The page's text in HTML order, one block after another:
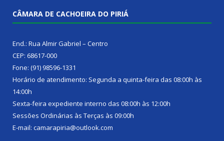
CÂMARA DE CACHOEIRA DO PIRIÁ
End.: Rua Almir Gabriel – Centro
CEP: 68617-000
Fone: (91) 98596-1331
Horário de atendimento: Segunda a quinta-feira das 08:00h às
14:00h
Sexta-feira expediente interno das 08:00h às 12:00h
Sessões Ordinárias às Terças às 09:00h
E-mail: camarapiria@outlook.com